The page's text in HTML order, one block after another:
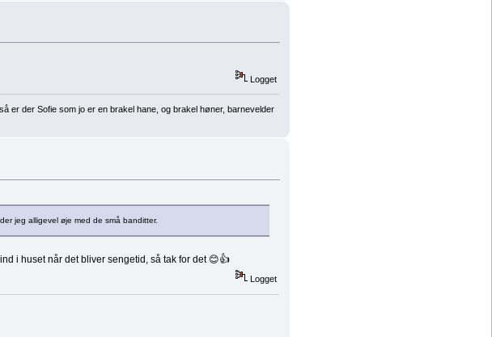
Logget
er der Sofie som jo er en brakel hane, og brakel høner, barnevelder
jeg alligevel øje med de små banditter.
i huset når det bliver sengetid, så tak for det 😊👍
Logget